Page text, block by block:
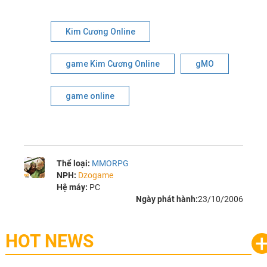
Kim Cương Online
game Kim Cương Online gMO
game online
Thể loại: MMORPG
NPH: Dzogame
Hệ máy: PC
Ngày phát hành:23/10/2006
HOT NEWS